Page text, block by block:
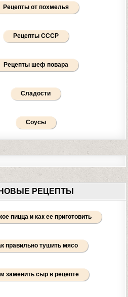
Рецепты от похмелья
Рецепты СССР
Рецепты шеф повара
Сладости
Соусы
НОВЫЕ РЕЦЕПТЫ
пицца и как ее приготовить
правильно тушить мясо
заменить сыр в рецепте